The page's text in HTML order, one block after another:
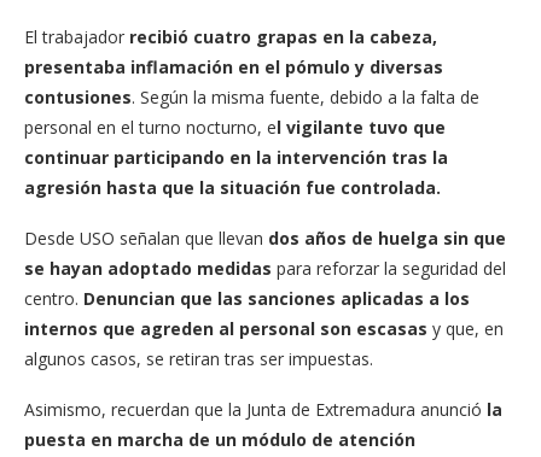
El trabajador recibió cuatro grapas en la cabeza,
presentaba inflamación en el pómulo y diversas
contusiones. Según la misma fuente, debido a la falta de
personal en el turno nocturno, el vigilante tuvo que
continuar participando en la intervención tras la
agresión hasta que la situación fue controlada.
Desde USO señalan que llevan dos años de huelga sin que
se hayan adoptado medidas para reforzar la seguridad del
centro. Denuncian que las sanciones aplicadas a los
internos que agreden al personal son escasas y que, en
algunos casos, se retiran tras ser impuestas.
Asimismo, recuerdan que la Junta de Extremadura anunció la
puesta en marcha de un módulo de atención